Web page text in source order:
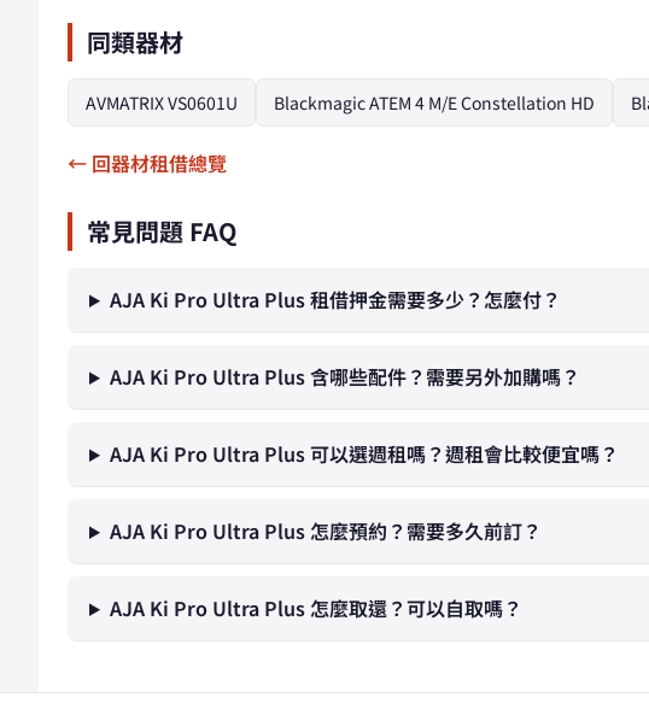
同類器材
AVMATRIX VS0601U Blackmagic ATEM 4 M/E Constellation HD
← 回器材租借總覽
常見問題 FAQ
AJA Ki Pro Ultra Plus 租借押金需要多少？怎麼付？
AJA Ki Pro Ultra Plus 含哪些配件？需要另外加購嗎？
AJA Ki Pro Ultra Plus 可以選週租嗎？週租會比較便宜嗎？
AJA Ki Pro Ultra Plus 怎麼預約？需要多久前訂？
AJA Ki Pro Ultra Plus 怎麼取還？可以自取嗎？